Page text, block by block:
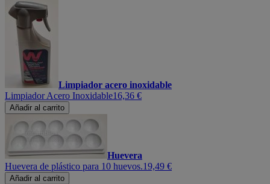
Limpiador acero inoxidable
Limpiador Acero Inoxidable16,36 €
Añadir al carrito
Huevera
Huevera de plástico para 10 huevos.19,49 €
Añadir al carrito